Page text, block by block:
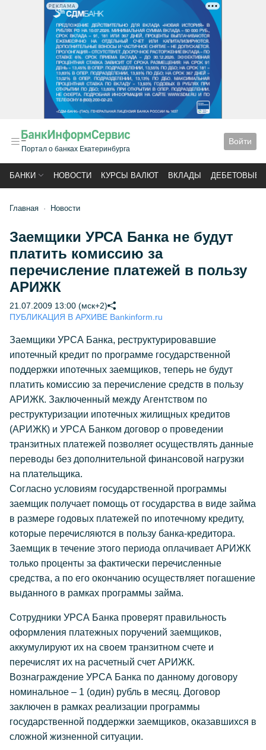
РЕКЛАМА
Портал о банках Екатеринбурга
Войти
БАНКИ НОВОСТИ КУРСЫ ВАЛЮТ ВКЛАДЫ ДЕБЕТОВЫЕ
Главная Новости
Заемщики УРСА Банка не будут
платить комиссию за
перечисление платежей в пользу
АРИЖК
21.07.2009 13:00 (мск+2)
ПУБЛИКАЦИЯ В АРХИВЕ Bankinform.ru
Заемщики УРСА Банка, реструктурировавшие
ипотечный кредит по программе государственной
поддержки ипотечных заемщиков, теперь не будут
платить комиссию за перечисление средств в пользу
АРИЖК. Заключенный между Агентством по
реструктуризации ипотечных жилищных кредитов
(АРИЖК) и УРСА Банком договор о проведении
транзитных платежей позволяет осуществлять данные
переводы без дополнительной финансовой нагрузки
на плательщика.
Согласно условиям государственной программы
заемщик получает помощь от государства в виде займа
в размере годовых платежей по ипотечному кредиту,
которые перечисляются в пользу банка-кредитора.
Заемщик в течение этого периода оплачивает АРИЖК
только проценты за фактически перечисленные
средства, а по его окончанию осуществляет погашение
выданного в рамках программы займа.
Сотрудники УРСА Банка проверят правильность
оформления платежных поручений заемщиков,
аккумулируют их на своем транзитном счете и
перечислят их на расчетный счет АРИЖК.
Вознаграждение УРСА Банка по данному договору
номинальное – 1 (один) рубль в месяц. Договор
заключен в рамках реализации программы
государственной поддержки заемщиков, оказавшихся в
сложной жизненной ситуации.